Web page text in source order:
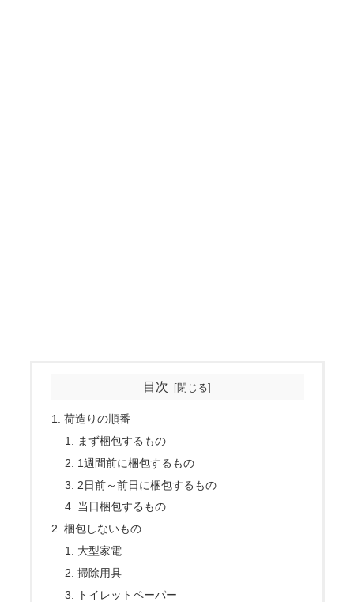
目次
荷造りの順番
まず梱包するもの
1週間前に梱包するもの
2日前～前日に梱包するもの
当日梱包するもの
梱包しないもの
大型家電
掃除用具
トイレットペーパー